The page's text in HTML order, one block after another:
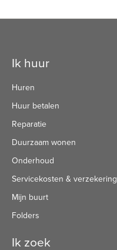
Contactinformatie
Ik huur
Huren
Huur betalen
Reparatie
Duurzaam wonen
Onderhoud
Servicekosten & verzekering
Mijn buurt
Folders
Ik zoek